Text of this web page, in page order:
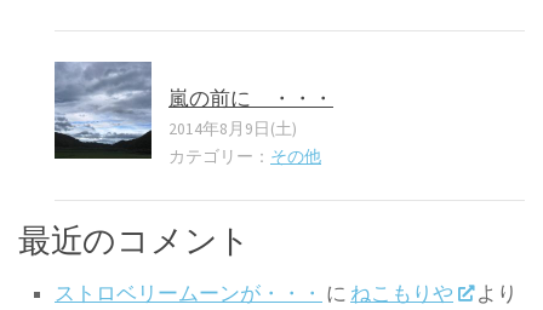
嵐の前に ・・・
2014年8月9日(土)
カテゴリー： その他
最近のコメント
ストロベリームーンが・・・ に ねこもりや
より